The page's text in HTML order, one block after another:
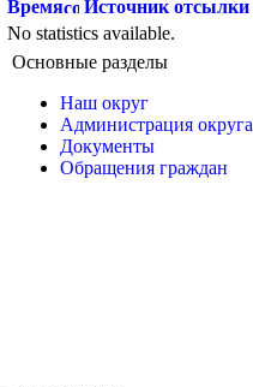
Время Источник отсылки
No statistics available.
Основные разделы
Наш округ
Администрация округа
Документы
Обращения граждан